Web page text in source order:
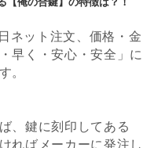
ネット注文、価格・金
早く・安心・安全」に
。
、鍵に刻印してある
ればメーカーに発注し